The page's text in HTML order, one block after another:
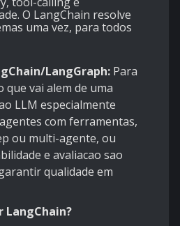
O LangChain resolve
uma vez, para todos
LangGraph: Para
que vai alem de uma
LLM especialmente
com ferramentas,
ou multi-agente, ou
e avaliacao sao
qualidade em
LangChain?